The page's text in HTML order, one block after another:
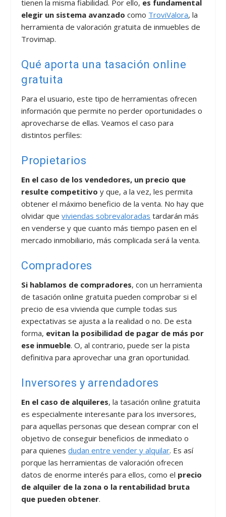
tienen la misma fiabilidad. Por ello, es fundamental
elegir un sistema avanzadocomo TroviValora, la
herramienta de valoración gratuita de inmuebles de
Trovimap.
Qué aporta una tasación online
gratuita
Para el usuario, este tipo de herramientas ofrecen
información que permite no perder oportunidades o
aprovecharse de ellas. Veamos el caso para
distintos perfiles:
Propietarios
En el caso de los vendedores, un precio que
resulte competitivo y que, a la vez, les permita
obtener el máximo beneficio de la venta. No hay que
olvidar queviviendas sobrevaloradas tardarán más
en venderse y que cuanto más tiempo pasen en el
mercado inmobiliario, más complicada será la venta.
Compradores
Si hablamos de compradores, con un herramienta
de tasación online gratuita pueden comprobar si el
precio de esa vivienda que cumple todas sus
expectativas se ajusta a la realidad o no. De esta
forma, evitan la posibilidad de pagar de más por
ese inmueble. O, al contrario, puede ser la pista
definitiva para aprovechar una gran oportunidad.
Inversores y arrendadores
En el caso de alquileres, la tasación online gratuita
es especialmente interesante para los inversores,
para aquellas personas que desean comprar con el
objetivo de conseguir beneficios de inmediato o
para quienesdudan entre vender y alquilar. Es así
porque las herramientas de valoración ofrecen
datos de enorme interés para ellos, como el precio
de alquiler de la zona o la rentabilidad bruta
que pueden obtener.